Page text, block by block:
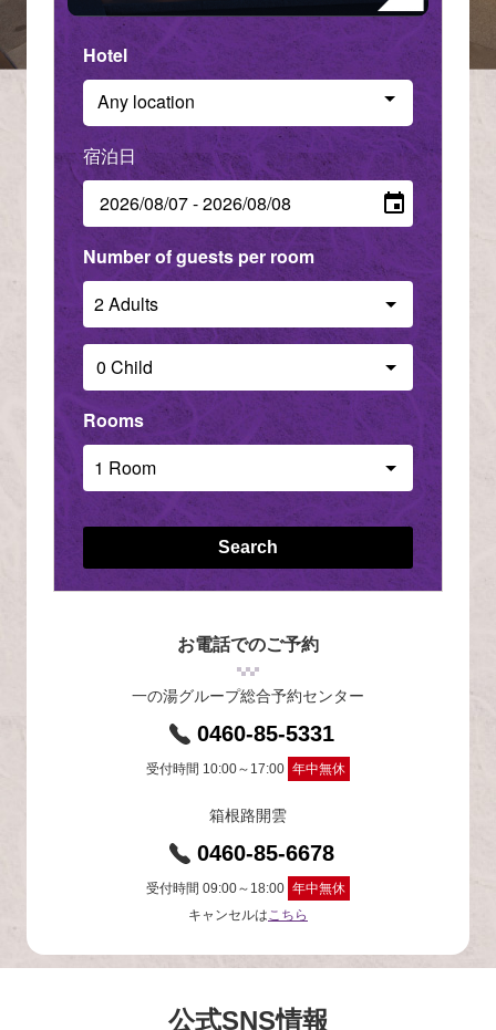
Hotel
Any location
Check in - check out date
Number of guests per room
Rooms
Search
お電話でのご予約
一の湯グループ総合予約センター
0460-85-5331
受付時間 10:00～17:00 年中無休
箱根路開雲
0460-85-6678
受付時間 09:00～18:00 年中無休
キャンセルは こちら
公式SNS情報